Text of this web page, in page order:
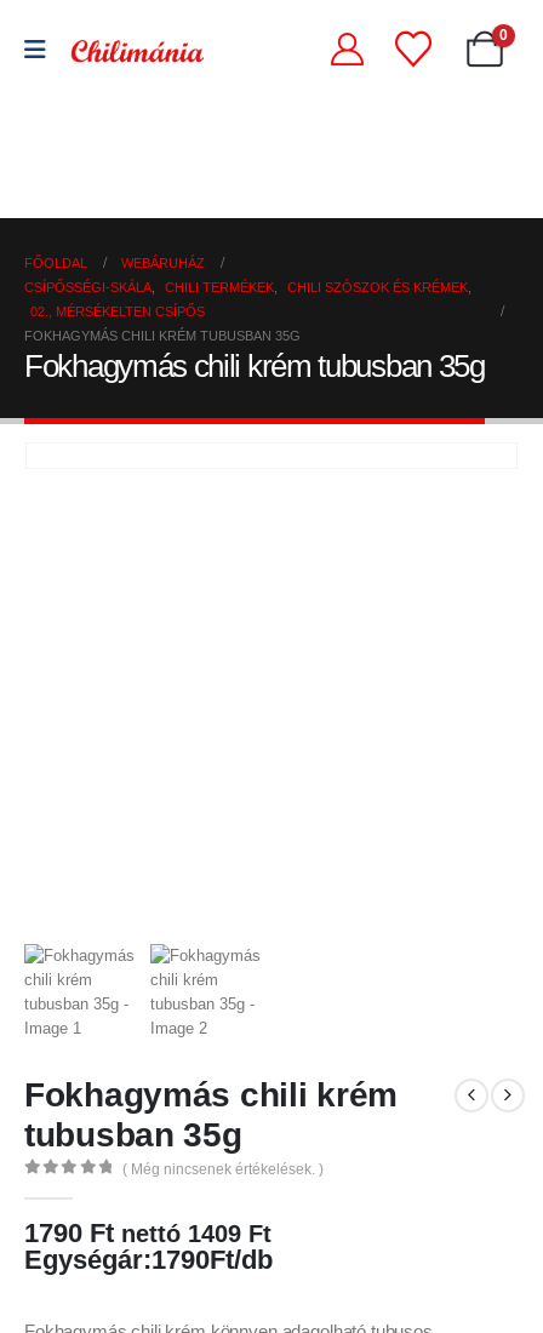
0
FŐOLDAL
WEBÁRUHÁZ
CSÍPŐSSÉGI-SKÁLA
CHILI TERMÉKEK CHILI SZÓSZOK ÉS KRÉMEK
02., MÉRSÉKELTEN CSÍPŐS
FOKHAGYMÁS CHILI KRÉM TUBUSBAN 35G
Fokhagymás chili krém tubusban 35g
Fokhagymás chili krém
tubusban 35g
( Még nincsenek értékelések. )
1790 Ft nettó 1409 Ft
Egységár:1790Ft/db